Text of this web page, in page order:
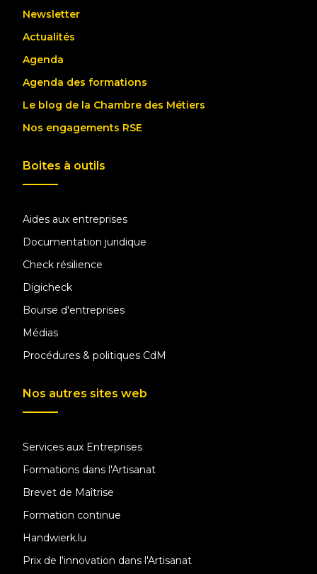
Newsletter
Actualités
Agenda
Agenda des formations
Le blog de la Chambre des Métiers
Nos engagements RSE
Boites à outils
Aides aux entreprises
Documentation juridique
Check résilience
Digicheck
Bourse d'entreprises
Médias
Procédures & politiques CdM
Nos autres sites web
Services aux Entreprises
Formations dans l'Artisanat
Brevet de Maîtrise
Formation continue
Handwierk.lu
Prix de l'innovation dans l'Artisanat